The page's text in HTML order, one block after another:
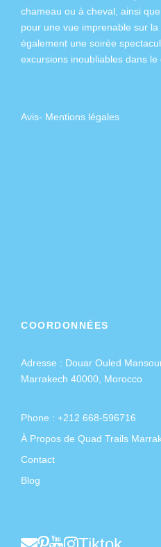
chameau ou à cheval , ainsi
pour une vue imprenable sur
également une soirée
excursions inoubliables dans le
Avis- Mentions légales
COORDONNÉES
Adresse : Douar Ouled
Marrakech 40000, Morocco
Phone : +212 668-596716
À Propos de Quad Trails
Contact
Blog